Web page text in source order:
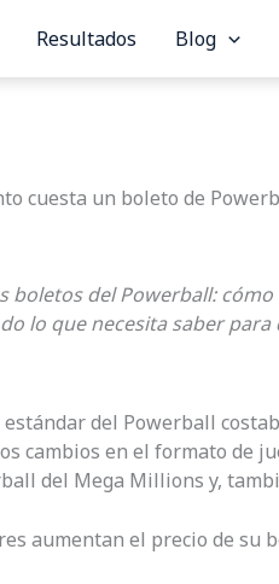
Resultados Blog
cuesta un boleto de
boletos del Powerball:
lo que necesita saber
del Powerball
cambios en el formato de
del Mega Millions y,
aumentan el precio de su